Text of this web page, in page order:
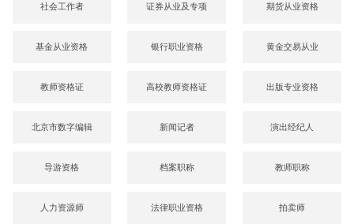
社会工作者 证券从业及专项 期货从业资格
基金从业资格 银行职业资格 黄金交易从业
教师资格证 高校教师资格证 出版专业资格
北京市数字编辑 新闻记者 演出经纪人
导游资格 档案职称 教师职称
人力资源师 法律职业资格 拍卖师